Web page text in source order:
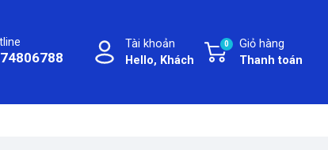
Tài khoản
Hello, Khách
Giỏ hàng
Thanh toán
0